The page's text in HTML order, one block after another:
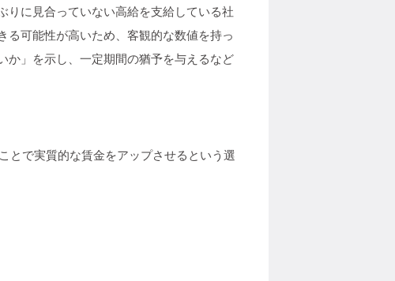
りに見合っていない高給を支給している社
る可能性が高いため、客観的な数値を持っ
か」を示し、一定期間の猶予を与えるなど
とで実質的な賃金をアップさせるという選